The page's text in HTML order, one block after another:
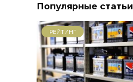
Популярные статьи
РЕЙТИНГ